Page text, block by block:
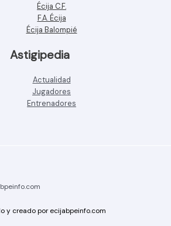
Écija C.F.
F.A. Écija
Écija Balompié
Astigipedia
Actualidad
Jugadores
Entrenadores
y creado por ecijabpeinfo.com